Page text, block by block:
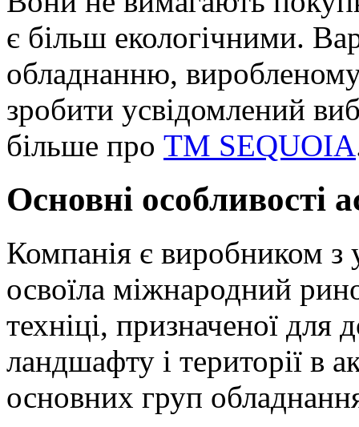
є більш екологічними.
обладнанню,
зробити усвідомлений
більше про TM SEQUOIA
Основні особливості
Компанія є виробником з
освоїла міжнародний
техніці, призначеної для
ландшафту і території в
основних груп